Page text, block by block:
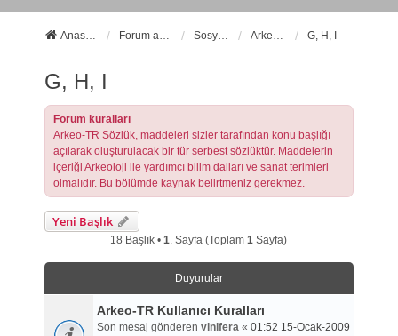
Anasayfa Forum ana sayfa Sosyal Forumlarımız Arkeo-TR Sözlük G, H, I
G, H, I
Forum kuralları
Arkeo-TR Sözlük, maddeleri sizler tarafından konu başlığı
açılarak oluşturulacak bir tür serbest sözlüktür. Maddelerin
içeriği Arkeoloji ile yardımcı bilim dalları ve sanat terimleri
olmalıdır. Bu bölümde kaynak belirtmeniz gerekmez.
Yeni Başlık
18 Başlık •1. Sayfa (Toplam1 Sayfa)
Duyurular
Arkeo-TR Kullanıcı Kuralları
Son mesaj gönderen vinifera« 01:52 15-Ocak-2009